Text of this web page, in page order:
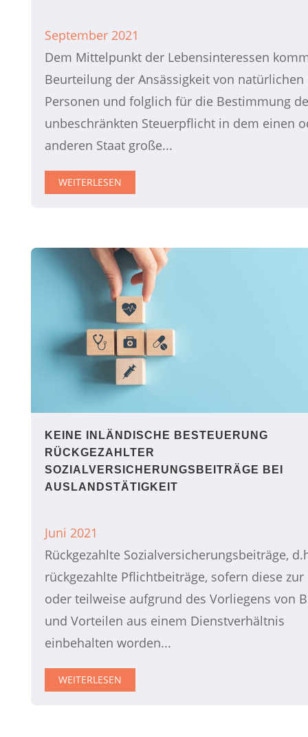
September 2021
Dem Mittelpunkt der Lebensinteressen
Beurteilung der Ansässigkeit von natürlichen
Personen und folglich für die Bestimmung
unbeschränkten Steuerpflicht in dem einen
anderen Staat große...
WEITERLESEN
KEINE INLÄNDISCHE BESTEUERUNG
RÜCKGEZAHLTER
SOZIALVERSICHERUNGSBEITRÄGE BEI
AUSLANDSTÄTIGKEIT
Juni 2021
Rückgezahlte Sozialversicherungsbeiträge,
rückgezahlte Pflichtbeiträge, sofern diese zur
oder teilweise aufgrund des Vorliegens von
und Vorteilen aus einem Dienstverhältnis
einbehalten worden...
WEITERLESEN